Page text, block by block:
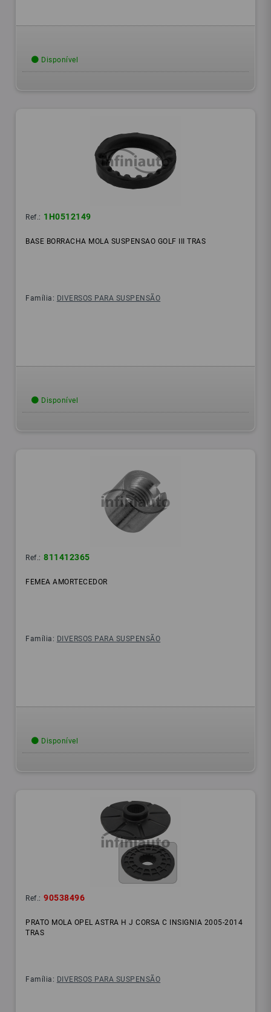
Disponível
Ref.: 1H0512149
BASE BORRACHA MOLA SUSPENSAO GOLF III TRAS
Família: DIVERSOS PARA SUSPENSÃO
Disponível
Ref.: 811412365
FEMEA AMORTECEDOR
Família: DIVERSOS PARA SUSPENSÃO
Disponível
Ref.: 90538496
PRATO MOLA OPEL ASTRA H J CORSA C INSIGNIA 2005-2014
TRAS
Família: DIVERSOS PARA SUSPENSÃO